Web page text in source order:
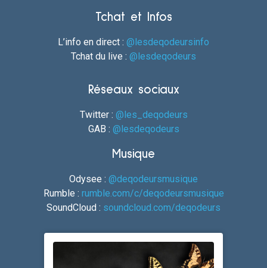
Tchat et Infos
L’info en direct : @lesdeqodeursinfo
Tchat du live : @lesdeqodeurs
Réseaux sociaux
Twitter : @les_deqodeurs
GAB : @lesdeqodeurs
Musique
Odysee : @deqodeursmusique
Rumble : rumble.com/c/deqodeursmusique
SoundCloud : soundcloud.com/deqodeurs